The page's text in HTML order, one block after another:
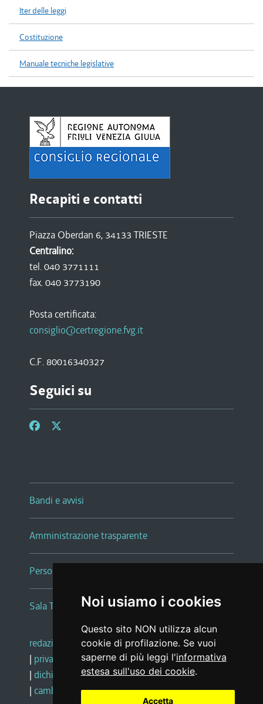
Noi usiamo i cookies
Questo sito NON utilizza alcun
cookie di profilazione. Se vuoi
saperne di più leggi l'informativa
estesa sull'uso dei cookie.
Accetta
Iter delle leggi
Costituzione
Manuale tecniche legislative
Recapiti e contatti
Piazza Oberdan 6, 34133 TRIESTE
Centralino:
tel. 040 3771111
fax. 040 3773190
Posta certificata:
consiglio@certregione.fvg.it
C.F. 80016340327
Seguici su
Bandi e avvisi
Amministrazione trasparente
Persone e Uffici
Sala Tiziano Tessitori
redazione web |note legali |glossario
| privacy
social media policy
| dichiarazione di accessibilità |feedback
| cambio preferenze cookie